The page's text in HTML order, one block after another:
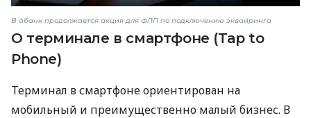
В àбанк продолжается акция для ФЛП по подключению эквайринга
О терминале в смартфоне (Tap to
Phone)
Терминал в смартфоне ориентирован на
мобильный и преимущественно малый бизнес. В